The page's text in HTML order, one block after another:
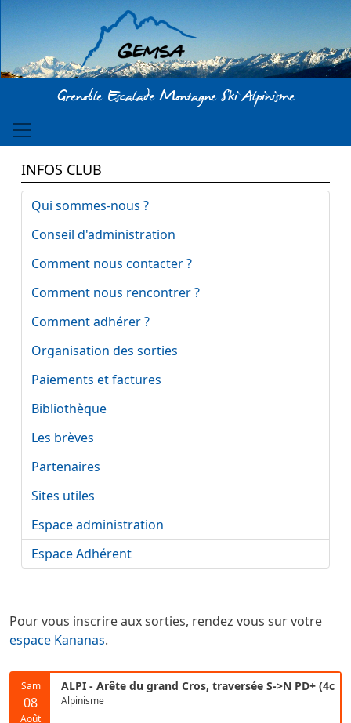
Aller au contenu principal
Grenoble Escalade Montagne Ski Alpinisme
Pour vous inscrire aux sorties, rendez vous sur votre
espace Kananas.
Sam
08
Août
ALPI - Arête du grand Cros, traversée S->N PD+ (4c
Alpinisme
INFOS CLUB
Qui sommes-nous ?
Conseil d'administration
Comment nous contacter ?
Comment nous rencontrer ?
Comment adhérer ?
Organisation des sorties
Paiements et factures
Bibliothèque
Les brèves
Partenaires
Sites utiles
Espace administration
Espace Adhérent